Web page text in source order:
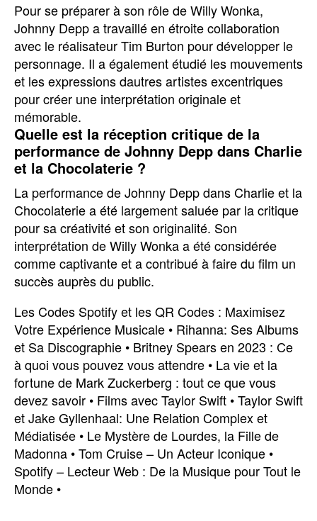
Pour se préparer à son rôle de Willy Wonka,
Johnny Depp a travaillé en étroite collaboration
avec le réalisateur Tim Burton pour développer le
personnage. Il a également étudié les mouvements
et les expressions dautres artistes excentriques
pour créer une interprétation originale et
mémorable.
Quelle est la réception critique de la
performance de Johnny Depp dans Charlie
et la Chocolaterie ?
La performance de Johnny Depp dans Charlie et la
Chocolaterie a été largement saluée par la critique
pour sa créativité et son originalité. Son
interprétation de Willy Wonka a été considérée
comme captivante et a contribué à faire du film un
succès auprès du public.
Les Codes Spotify et les QR Codes : Maximisez
Votre Expérience Musicale • Rihanna: Ses Albums
et Sa Discographie • Britney Spears en 2023 : Ce
à quoi vous pouvez vous attendre • La vie et la
fortune de Mark Zuckerberg : tout ce que vous
devez savoir • Films avec Taylor Swift •Taylor Swift
et Jake Gyllenhaal: Une Relation Complex et
Médiatisée • Le Mystère de Lourdes, la Fille de
Madonna •Tom Cruise – Un Acteur Iconique •
Spotify – Lecteur Web : De la Musique pour Tout le
Monde •